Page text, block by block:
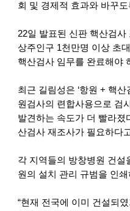
회 및 경제적 효과와 바꾸
22일 발표된 신판 핵산검사
상주인구 1천만명 이상 초
핵산검사 임무를 완료해야
최근 길림성은 ‘항원 + 핵
원검사의 련합사용으로 검
발견하는 속도가 더 빨라
산검사 재조사가 필요하다
각 지역들의 방창병원 건
원의 설치 관리 규범을 인
“현재 전국에 이미 건설되